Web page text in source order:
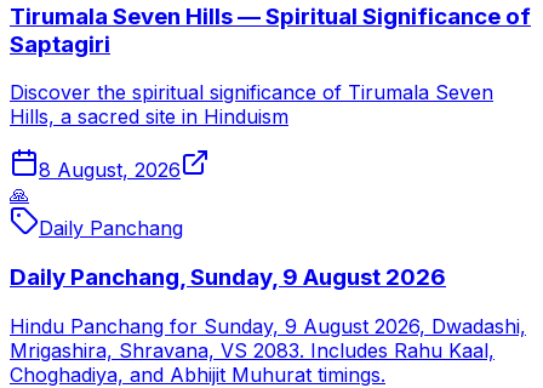
Tirumala Seven Hills — Spiritual Significance of
Saptagiri
Discover the spiritual significance of Tirumala Seven
Hills, a sacred site in Hinduism
8 August, 2026
🙏
Daily Panchang
Daily Panchang, Sunday, 9 August 2026
Hindu Panchang for Sunday, 9 August 2026, Dwadashi,
Mrigashira, Shravana, VS 2083. Includes Rahu Kaal,
Choghadiya, and Abhijit Muhurat timings.